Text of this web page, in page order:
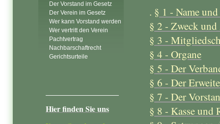
. § 1 - Name
§ 2 - Zweck
§ 3 -
§ 4 - Organe
§ 5 - Der
§ 6 - Der
§ 7 - Der
§ 8 - Kasse und
Der Vorstand im Gesetz
Der Verein im Gesetz
Wer kann Vorstand werden
Wer vertritt den Verein
Pachtvertrag
Nachbarschaftrecht
Gerichtsurteile
Hier finden Sie uns